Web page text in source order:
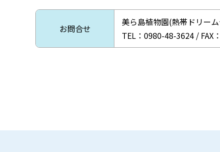
お問合せ
美ら島植物園(熱帯ドリー
TEL：0980-48-3624 / FAX